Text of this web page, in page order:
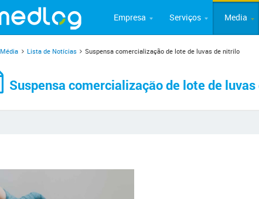
Empresa Serviços Media
Média Lista de Notícias Suspensa comercialização de lote de luvas de nitrilo
Suspensa comercialização de lote de